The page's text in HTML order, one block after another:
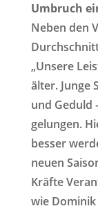
Umbruch
Neben den
„Unsere
älter. Junge
und Geduld
gelungen.
besser
neuen
Kräfte
wie Dominik